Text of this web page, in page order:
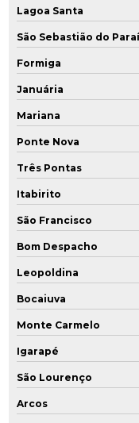
Prestação serviços
Projeto de
Projeto de
Reabilitação de áreas
Recuperação de
Recuperação de
Relatório de
Relatório de
Remediação ambiental
Remediação
Remediação de
Remediação de
Lagoa Santa
São Sebastião do
Formiga
Januária
Mariana
Ponte Nova
Três Pontas
Itabirito
São Francisco
Bom Despacho
Leopoldina
Bocaiuva
Monte Carmelo
Igarapé
São Lourenço
Arcos